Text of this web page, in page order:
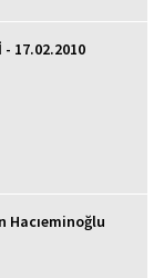
- 17.02.2010